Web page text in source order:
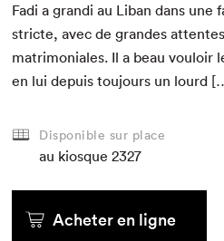
Fadi a gran­di au Liban dans une
stricte, avec de grandes
mat­ri­mo­ni­ales. Il a beau vouloir
en lui depuis tou­jours un lourd
Disponible sur place
au kiosque 2327
Acheter en ligne